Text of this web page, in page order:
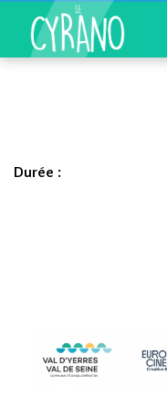
Durée :